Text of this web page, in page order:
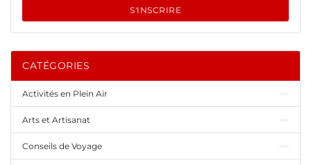
S'INSCRIRE
CATÉGORIES
Activités en Plein Air
Arts et Artisanat
Conseils de Voyage